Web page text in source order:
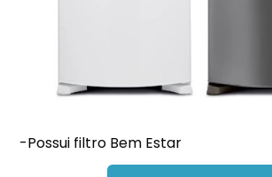
-Possui filtro Bem Estar